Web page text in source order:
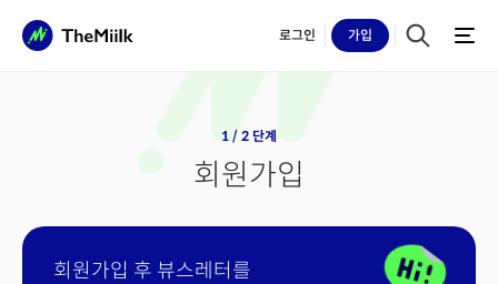
로그인 가입
1 / 2 단계
회원가입
회원가입 후 뷰스레터를